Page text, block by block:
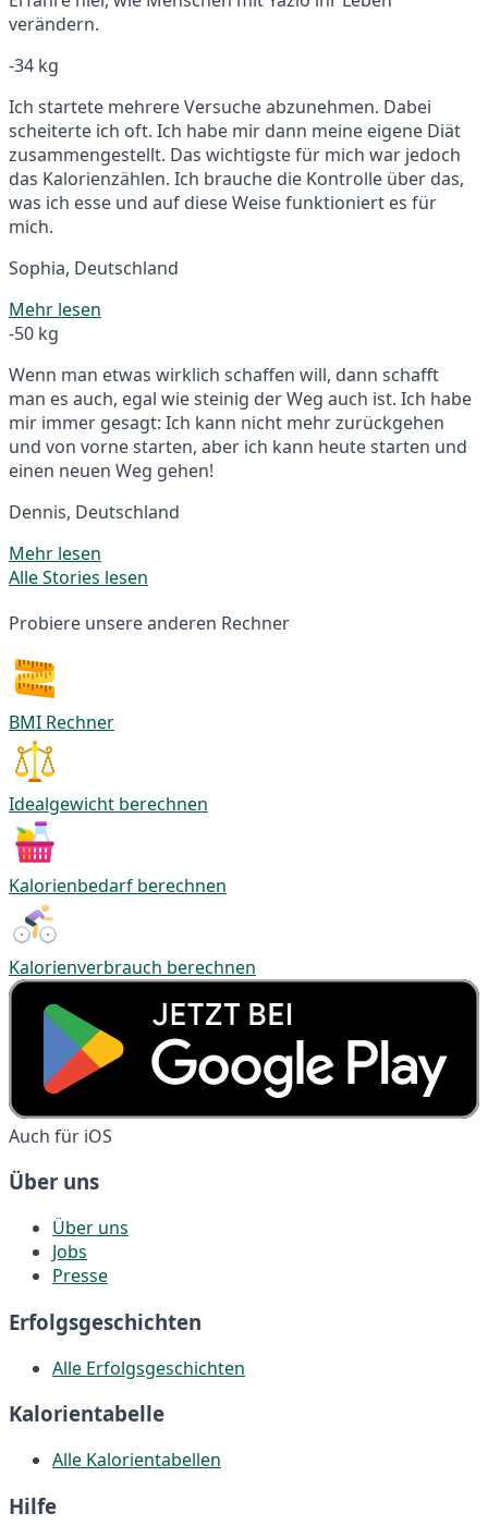
verändern.
-34 kg
Ich startete mehrere Versuche abzunehmen. Dabei
scheiterte ich oft. Ich habe mir dann meine eigene Diät
zusammengestellt. Das wichtigste für mich war jedoch
das Kalorienzählen. Ich brauche die Kontrolle über das,
was ich esse und auf diese Weise funktioniert es für
mich.
Sophia, Deutschland
Mehr lesen
-50 kg
Wenn man etwas wirklich schaffen will, dann schafft
man es auch, egal wie steinig der Weg auch ist. Ich habe
mir immer gesagt: Ich kann nicht mehr zurückgehen
und von vorne starten, aber ich kann heute starten und
einen neuen Weg gehen!
Dennis, Deutschland
Mehr lesen
Alle Stories lesen
Probiere unsere anderen Rechner
BMI Rechner
Idealgewicht berechnen
Kalorienbedarf berechnen
Kalorienverbrauch berechnen
Auch für iOS
Über uns
Über uns
Jobs
Presse
Erfolgsgeschichten
Alle Erfolgsgeschichten
Kalorientabelle
Alle Kalorientabellen
Hilfe